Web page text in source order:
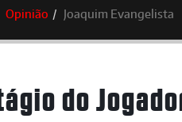
Opinião Joaquim Evangelista
do